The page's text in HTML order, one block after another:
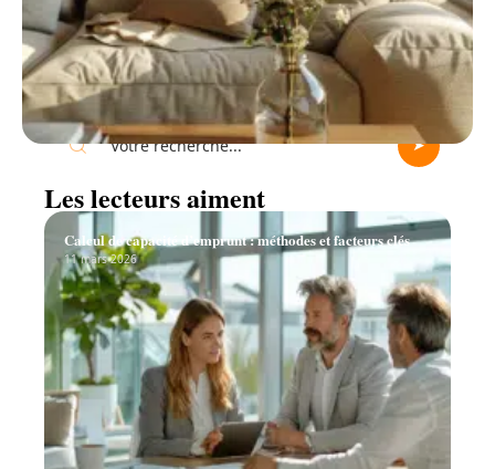
Recherche
Les lecteurs aiment
Calcul de capacité d’emprunt : méthodes et facteurs clés
11 mars 2026